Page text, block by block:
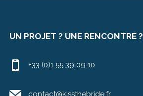
UN PROJET ? UNE RENCONTRE ?
+33 (0)1 55 39 09 10
contact@kissthebride.fr